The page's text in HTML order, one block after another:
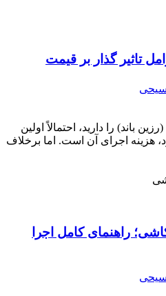
تاثیر گذار بر قیمت
باند) را دارید، احتمالاً اولین
هزینه اجرای آن است. اما برخلاف
راهنمای کامل اجرا